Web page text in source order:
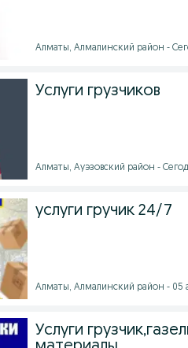
Алматы, Алмалинский район -
Услуги грузчиков
Алматы, Ауэзовский район -
услуги гручик 24/7
Алматы, Алмалинский район - 05
Услуги